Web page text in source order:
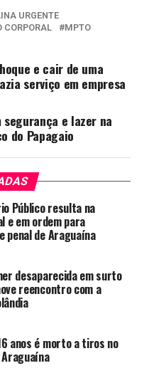
URGENTE
CORPORAL MPTO
e cair de uma
serviço em empresa
e lazer na
do Papagaio
Público resulta na
e em ordem para
penal de Araguaína
desaparecida em surto
reencontro com a
anos é morto a tiros no